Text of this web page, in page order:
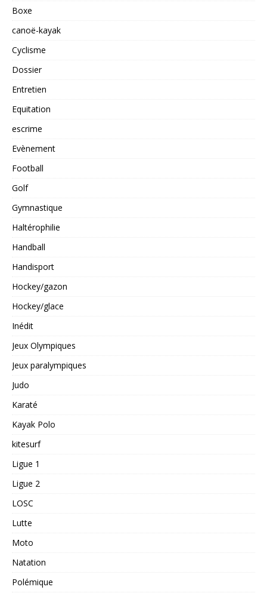
Boxe
canoë-kayak
Cyclisme
Dossier
Entretien
Equitation
escrime
Evènement
Football
Golf
Gymnastique
Haltérophilie
Handball
Handisport
Hockey/gazon
Hockey/glace
Inédit
Jeux Olympiques
Jeux paralympiques
Judo
Karaté
Kayak Polo
kitesurf
Ligue 1
Ligue 2
LOSC
Lutte
Moto
Natation
Polémique